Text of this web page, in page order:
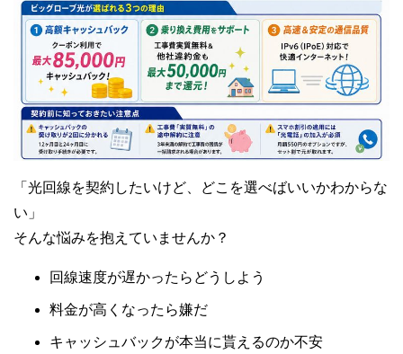
「光回線を契約したいけど、どこを選べばいいかわからな
い」
そんな悩みを抱えていませんか？
回線速度が遅かったらどうしよう
料金が高くなったら嫌だ
キャッシュバックが本当に貰えるのか不安